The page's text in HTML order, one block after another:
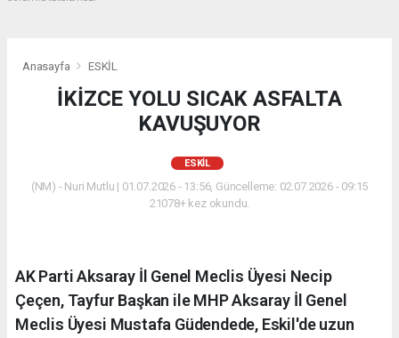
Anasayfa ESKİL
İKİZCE YOLU SICAK ASFALTA
KAVUŞUYOR
ESKİL
(NM) - Nuri Mutlu | 01.07.2026 - 13:56, Güncelleme: 02.07.2026 - 09:15
21078+ kez okundu.
AK Parti Aksaray İl Genel Meclis Üyesi Necip
Çeçen, Tayfur Başkan ile MHP Aksaray İl Genel
Meclis Üyesi Mustafa Güdendede, Eskil'de uzun